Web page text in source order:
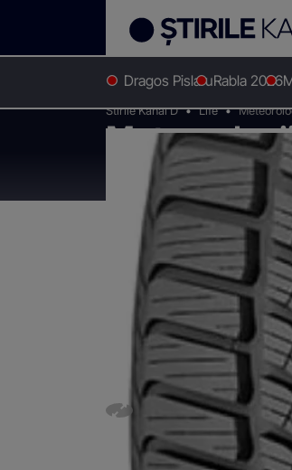
Dragos PislaruRabla 2026
Stirile Kanal D Life
cand